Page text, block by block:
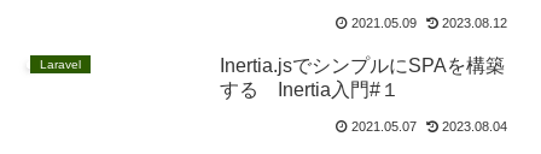
2021.05.09 2023.08.12
Laravel
Inertia.jsでシンプルにSPAを構築
する Inertia入門#１
2021.05.07 2023.08.04